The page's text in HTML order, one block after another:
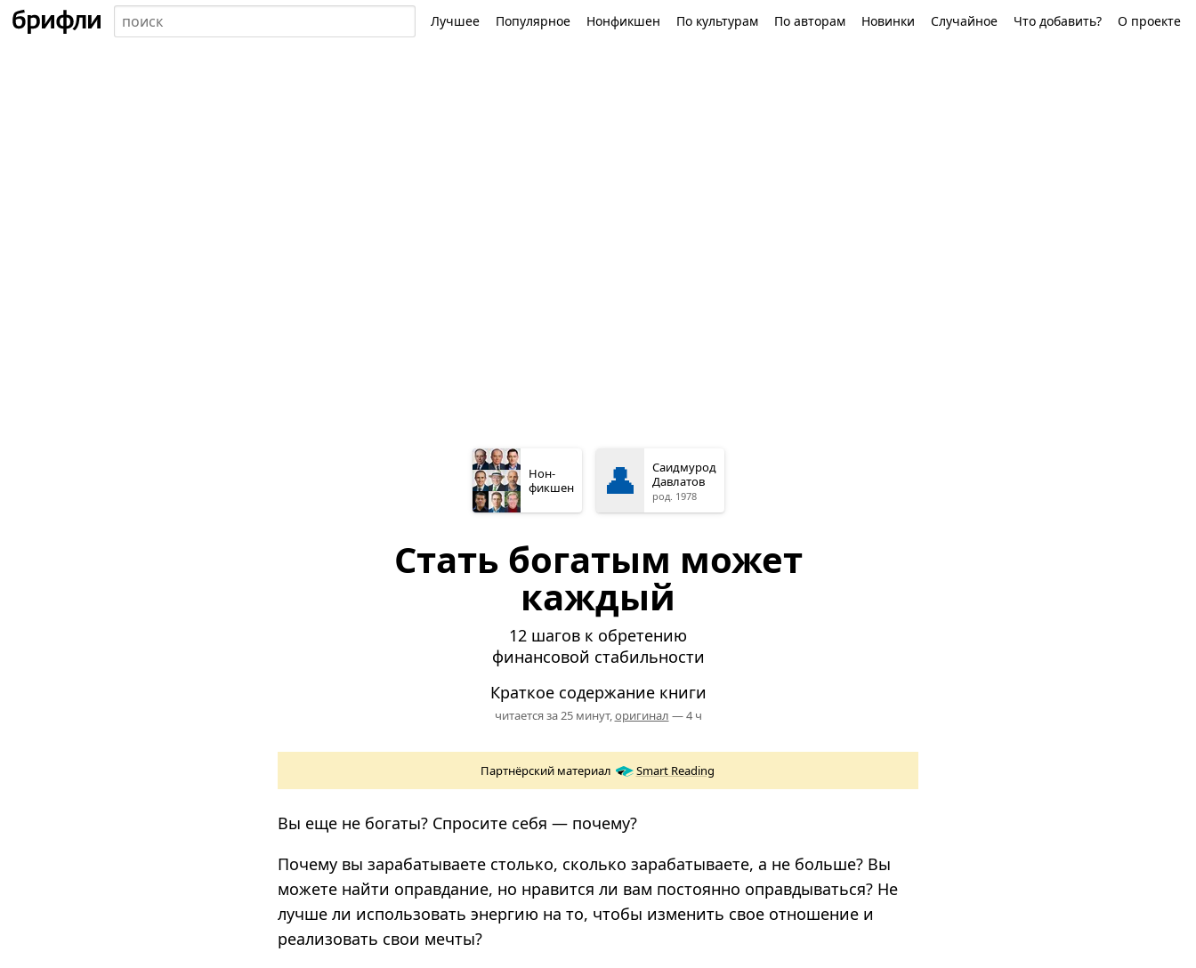
Лучшее Популярное Нонфикшен По культурам По авторам Новинки Случайное Что добавить? О проекте
Нон­
фикшен
👤
Саидмурод
Давлатов
род. 1978
Стать богатым может
каждый
12 шагов к обретению
финансовой стабильности
Краткое содержание книги
читается за 25 минут,оригинал — 4 ч
Партнёрский материал Smart Reading
Вы еще не богаты? Спросите себя — почему?
Почему вы зарабатываете столько, сколько зарабатываете, а не больше? Вы
можете найти оправдание, но нравится ли вам постоянно оправдываться? Не
лучше ли использовать энергию на то, чтобы изменить свое отношение и
реализовать свои мечты?